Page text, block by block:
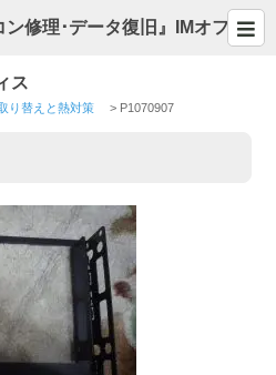
修理･データ復旧』IMオフ
ス
り替えと熱対策 > P1070907